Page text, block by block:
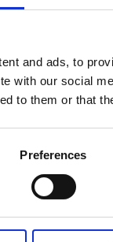
and ads, to
with our social
to them or that
Preferences
ennen
NASDAQ